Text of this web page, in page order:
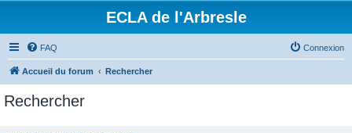
ECLA de l'Arbresle
FAQ Connexion
Accueil du forum Rechercher
Rechercher